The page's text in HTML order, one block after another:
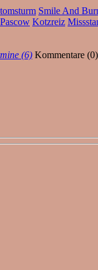
Smile And
Pascow Kotzreiz
(6) Kommentare (0)